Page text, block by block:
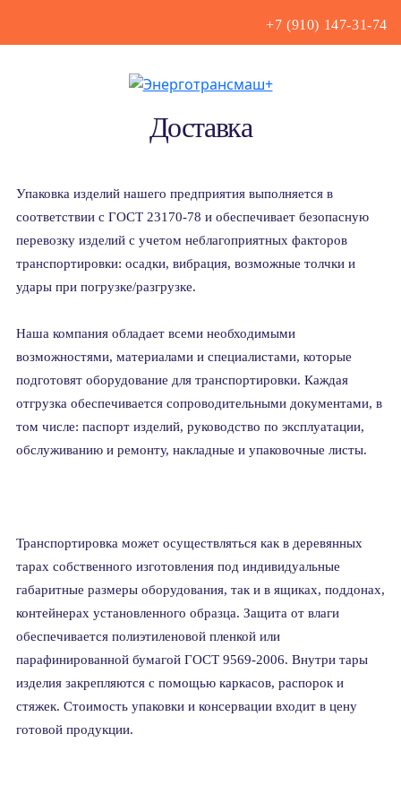
+7 (910) 147-31-74
Доставка
Упаковка изделий нашего предприятия выполняется в
соответствии с ГОСТ 23170-78 и обеспечивает безопасную
перевозку изделий с учетом неблагоприятных факторов
транспортировки: осадки, вибрация, возможные толчки и
удары при погрузке/разгрузке.
Наша компания обладает всеми необходимыми
возможностями, материалами и специалистами, которые
подготовят оборудование для транспортировки. Каждая
отгрузка обеспечивается сопроводительными документами, в
том числе: паспорт изделий, руководство по эксплуатации,
обслуживанию и ремонту, накладные и упаковочные листы.
Транспортировка может осуществляться как в деревянных
тарах собственного изготовления под индивидуальные
габаритные размеры оборудования, так и в ящиках, поддонах,
контейнерах установленного образца. Защита от влаги
обеспечивается полиэтиленовой пленкой или
парафинированной бумагой ГОСТ 9569-2006. Внутри тары
изделия закрепляются с помощью каркасов, распорок и
стяжек. Стоимость упаковки и консервации входит в цену
готовой продукции.